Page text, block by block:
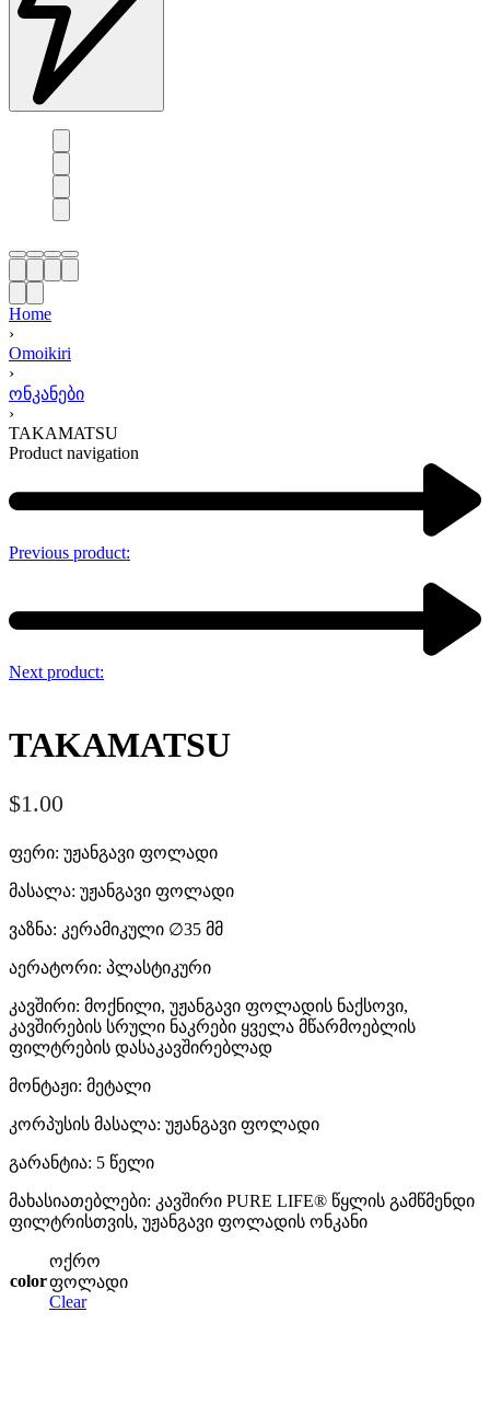
Home
›
Omoikiri
›
ონკანები
›
TAKAMATSU
Product navigation
Previous product:
Next product:
TAKAMATSU
$1.00
ფერი: უჟანგავი ფოლადი
მასალა: უჟანგავი ფოლადი
ვაზნა: კერამიკული ∅35 მმ
აერატორი: პლასტიკური
კავშირი: მოქნილი, უჟანგავი ფოლადის ნაქსოვი,
კავშირების სრული ნაკრები ყველა მწარმოებლის
ფილტრების დასაკავშირებლად
მონტაჟი: მეტალი
კორპუსის მასალა: უჟანგავი ფოლადი
გარანტია: 5 წელი
მახასიათებლები: კავშირი PURE LIFE® წყლის გამწმენდი
ფილტრისთვის, უჟანგავი ფოლადის ონკანი
color
ოქრო
ფოლადი
Clear